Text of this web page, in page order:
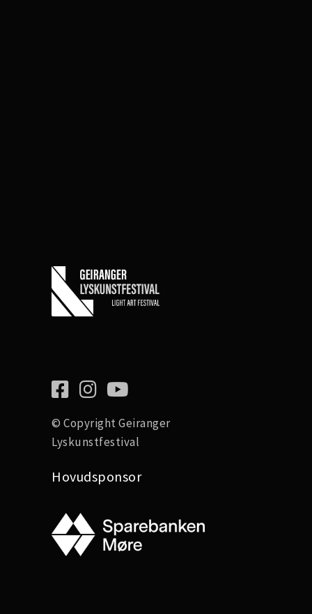
© CopyrightGeiranger
Lyskunstfestival
Hovudsponsor